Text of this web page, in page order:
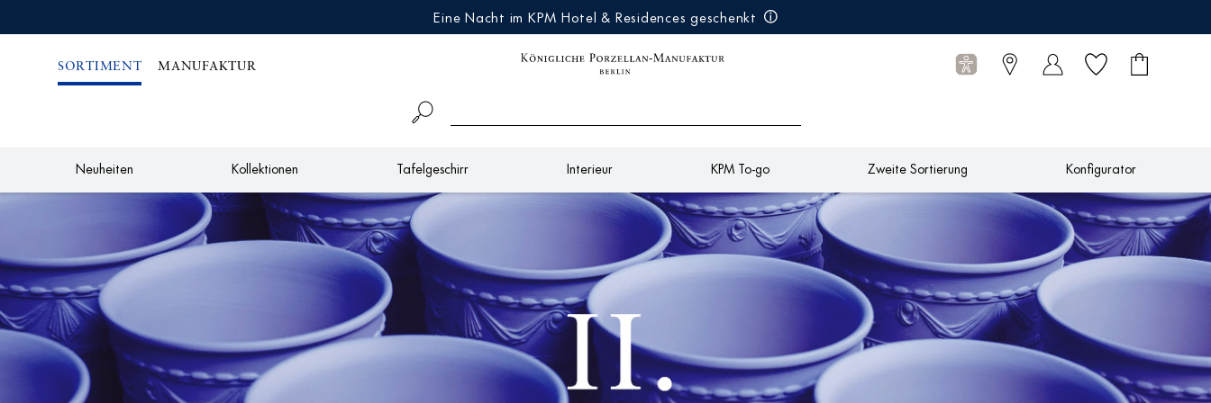
Eine Nacht im KPM Hotel & Residences geschenkt
SORTIMENT MANUFAKTUR
Wunschliste
Warenkorb
0
Neuheiten Kollektionen Tafelgeschirr Interieur KPM To-go Zweite Sortierung Konfigurator